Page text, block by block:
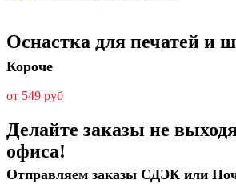
Оснастка для печатей и
Короче
от 549 руб
Делайте заказы не
офиса!
Отправляем заказы СДЭК или